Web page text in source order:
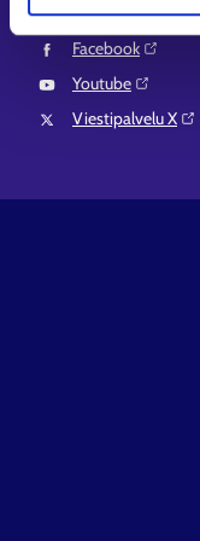
LinkedIn⁠
Facebook⁠
Youtube⁠
Viestipalvelu X⁠